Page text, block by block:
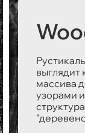
выглядит
массива
узорами